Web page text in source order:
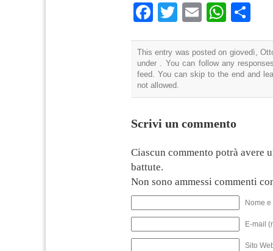
Facebook
TwitterEmail
This entry was posted on giovedì,
under . You can follow any
feed. You can skip to the end and
not allowed.
Scrivi un commento
Ciascun commento potrà avere
battute.
Non sono ammessi commenti
Nome
E-mail
Sito